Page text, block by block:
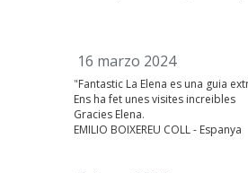
16 marzo 2024
"Fantastic La Elena es una guia
Ens ha fet unes visites increibles
Gracies Elena.
EMILIO BOIXEREU COLL - Espanya